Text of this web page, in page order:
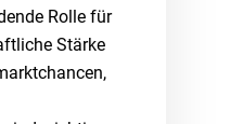
Rolle für
Stärke